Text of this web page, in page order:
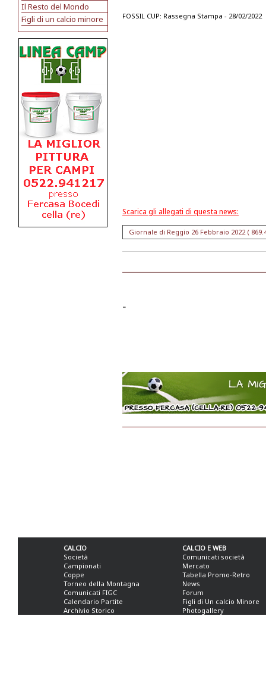
Il Resto del Mondo
Figli di un calcio minore
FOSSIL CUP: Rassegna Stampa - 28/02/2022
Scarica gli allegati di questa news:
Giornale di Reggio 26 Febbraio 2022 (
-
CALCIO
Società
Campionati
Coppe
Torneo della Montagna
Comunicati FIGC
Calendario Partite
Archivio Storico
CALCIO E WEB
Comunicati società
Mercato
Tabella Promo-Retro
News
Forum
Figli di Un calcio Minore
Photogallery